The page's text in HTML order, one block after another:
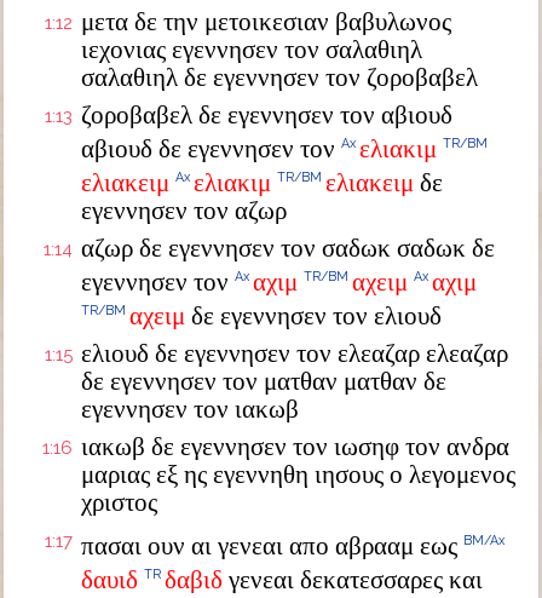
1:12 μετα δε την μετοικεσιαν βαβυλωνος
ιεχονιας εγεννησεν τον σαλαθιηλ
σαλαθιηλ δε εγεννησεν τον ζοροβαβελ
1:13 ζοροβαβελ δε εγεννησεν τον αβιουδ
αβιουδ δε εγεννησεν τον Ax ελιακιμ TR/BM
ελιακειμ Ax ελιακιμ TR/BM ελιακειμ δε
εγεννησεν τον αζωρ
1:14 αζωρ δε εγεννησεν τον σαδωκ σαδωκ δε
εγεννησεν τον Ax αχιμ TR/BM αχειμ Ax αχιμ
TR/BM αχειμ δε εγεννησεν τον ελιουδ
1:15 ελιουδ δε εγεννησεν τον ελεαζαρ ελεαζαρ
δε εγεννησεν τον ματθαν ματθαν δε
εγεννησεν τον ιακωβ
1:16 ιακωβ δε εγεννησεν τον ιωσηφ τον ανδρα
μαριας εξ ης εγεννηθη ιησους ο λεγομενος
χριστος
1:17 πασαι ουν αι γενεαι απο αβρααμ εως BM/Ax
δαυιδ TR δαβιδ γενεαι δεκατεσσαρες και